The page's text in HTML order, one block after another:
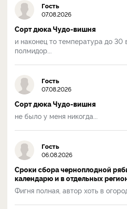
Гость
07.08.2026
Сорт дюка Чудо-вишня
и наконец то температура до 30
полмидор...
Гость
07.08.2026
Сорт дюка Чудо-вишня
не было у меня никогда...
Гость
06.08.2026
Сроки сбора черноплодной
календарю и в отдельных
Фигня полная, автор хоть в